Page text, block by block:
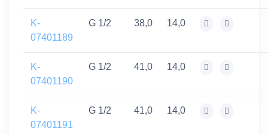
K-
07401189
G 1/2 38,0 14,0
K-
07401190
G 1/2 41,0 14,0
K-
07401191
G 1/2 41,0 14,0